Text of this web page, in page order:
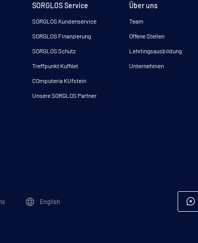
SORGLOS Service
SORGLOS Kundenservice
SORGLOS Finanzierung
SORGLOS Schutz
Treffpunkt KufNet
COmputeria KUfstein
Unsere SORGLOS Partner
Über uns
Team
Offene Stellen
Lehrlingsausbildung
Unternehmen
English